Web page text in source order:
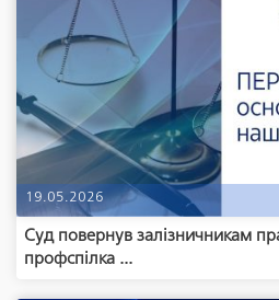
19.05.2026
Суд повернув залізничникам
профспілка ...